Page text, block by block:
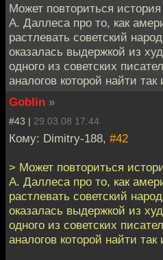
Может повториться
А. Даллеса про то, как
растлевать советский
оказалась выдержкой из
одного из советских
аналогов которой найти
Goblin »
#43 | 29.03.08 17:44
Кому: Dimitry-188, #42
> Может повториться
А. Даллеса про то, как
растлевать советский
оказалась выдержкой из
одного из советских
аналогов которой найти